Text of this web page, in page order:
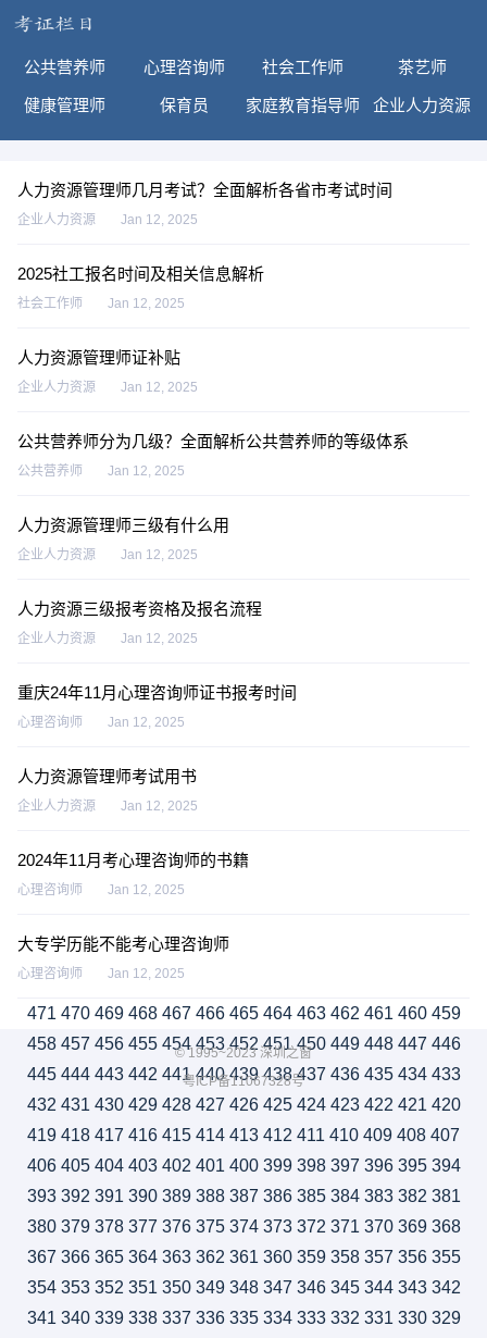
公共营养师 心理咨询师 社会工作师 茶艺师
健康管理师 保育员 家庭教育指导师 企业人力资源
人力资源管理师几月考试？全面解析各省市考试时间
企业人力资源 Jan 12, 2025
2025社工报名时间及相关信息解析
社会工作师 Jan 12, 2025
人力资源管理师证补贴
企业人力资源 Jan 12, 2025
公共营养师分为几级？全面解析公共营养师的等级体系
公共营养师 Jan 12, 2025
人力资源管理师三级有什么用
企业人力资源 Jan 12, 2025
人力资源三级报考资格及报名流程
企业人力资源 Jan 12, 2025
重庆24年11月心理咨询师证书报考时间
心理咨询师 Jan 12, 2025
人力资源管理师考试用书
企业人力资源 Jan 12, 2025
2024年11月考心理咨询师的书籍
心理咨询师 Jan 12, 2025
大专学历能不能考心理咨询师
心理咨询师 Jan 12, 2025
471 470 469 468 467 466 465 464 463 462 461 460 459
458 457 456 455 454 453 452 451 450 449 448 447 446
445 444 443 442 441 440 439 438 437 436 435 434 433
432 431 430 429 428 427 426 425 424 423 422 421 420
419 418 417 416 415 414 413 412 411 410 409 408 407
406 405 404 403 402 401 400 399 398 397 396 395 394
393 392 391 390 389 388 387 386 385 384 383 382 381
380 379 378 377 376 375 374 373 372 371 370 369 368
367 366 365 364 363 362 361 360 359 358 357 356 355
354 353 352 351 350 349 348 347 346 345 344 343 342
341 340 339 338 337 336 335 334 333 332 331 330 329
© 1995~2023 深圳之窗
粤ICP备11067328号